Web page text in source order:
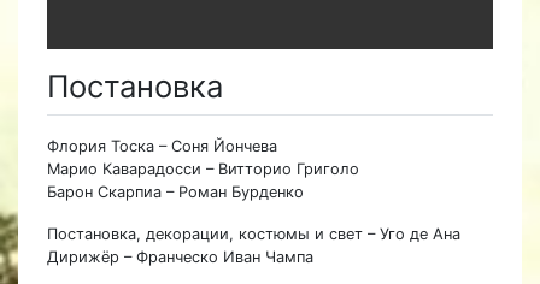
Постановка
Флория Тоска – Соня Йончева
Марио Каварадосси – Витторио Григоло
Барон Скарпиа – Роман Бурденко
Постановка, декорации, костюмы и свет – Уго де Ана
Дирижёр – Франческо Иван Чампа